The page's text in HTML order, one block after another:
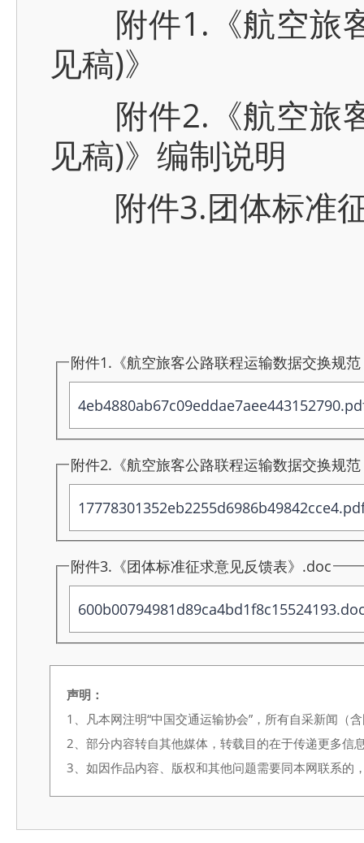
附件1.《航空旅客
见稿)》
附件2.《航空旅客
见稿)》编制说明
附件3.团体标准
附件1.《航空旅客公路联程运输数据交换规
附件2.《航空旅客公路联程运输数据交换规
附件3.《团体标准征求意见反馈表》.doc
声明：
1、凡本网注明“中国交通运输协会”，所有自采新闻（
2、部分内容转自其他媒体，转载目的在于传递更多信
3、如因作品内容、版权和其他问题需要同本网联系